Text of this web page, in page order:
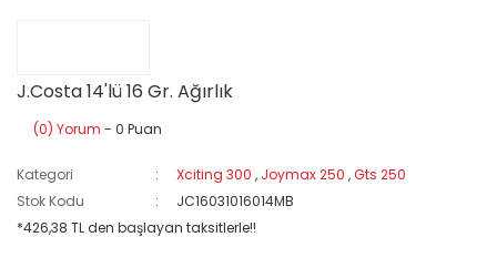
J.Costa 14'lü 16 Gr. Ağırlık
(0) Yorum - 0 Puan
Kategori Xciting 300 , Joymax 250 ,Gts 250
Stok Kodu
JC16031016014MB
*426,38 TL den başlayan taksitlerle!!